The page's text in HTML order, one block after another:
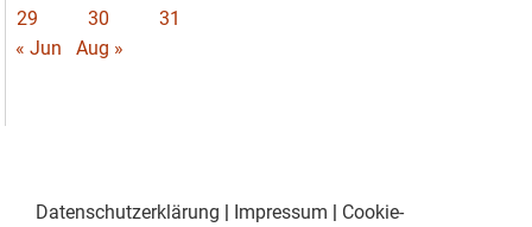
29
30
31
« Jun
Aug »
Datenschutzerklärung | Impressum | Cookie-